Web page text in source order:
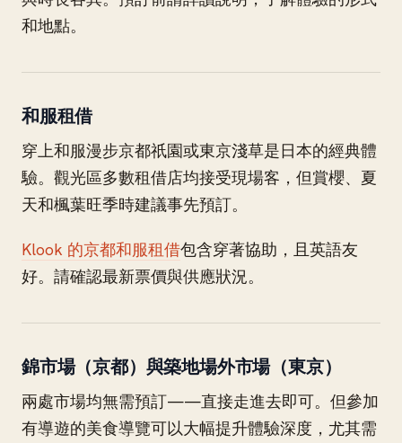
和地點。
和服租借
穿上和服漫步京都祇園或東京淺草是日本的經典體
驗。觀光區多數租借店均接受現場客，但賞櫻、夏
天和楓葉旺季時建議事先預訂。
Klook 的京都和服租借包含穿著協助，且英語友
好。請確認最新票價與供應狀況。
錦市場（京都）與築地場外市場（東京）
兩處市場均無需預訂——直接走進去即可。但參加
有導遊的美食導覽可以大幅提升體驗深度，尤其需